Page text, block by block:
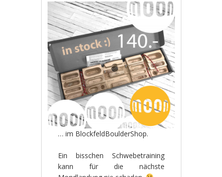
… im BlockfeldBoulderShop.
Ein bisschen Schwebetraining
kann für die nächste